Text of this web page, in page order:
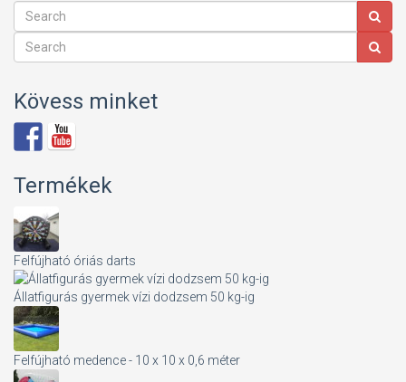
Kövess minket
Termékek
Felfújható óriás darts
Állatfigurás gyermek vízi dodzsem 50 kg-ig
Felfújható medence - 10 x 10 x 0,6 méter